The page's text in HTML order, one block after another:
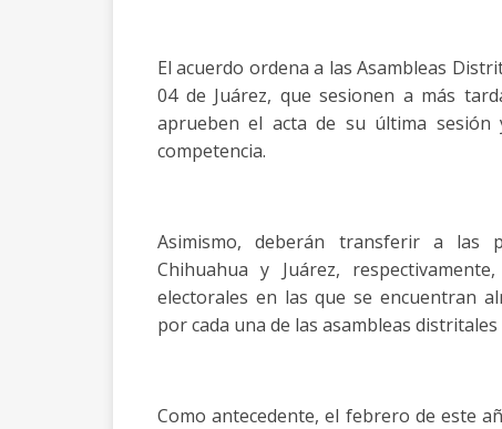
El acuerdo ordena a las Asambleas
04 de Juárez, que sesionen a más
aprueben el acta de su última
competencia.
Asimismo, deberán transferir a las
Chihuahua y Juárez,
electorales en las que se encuentran
por cada una de las asambleas
Como antecedente, el febrero de este